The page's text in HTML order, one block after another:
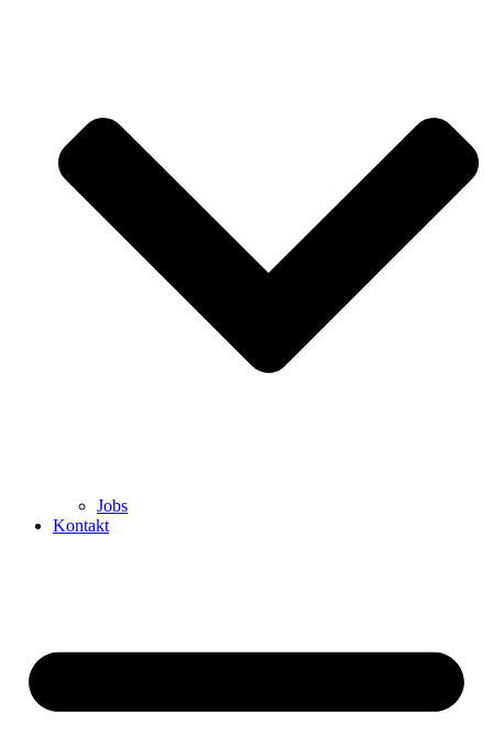
Jobs
Kontakt